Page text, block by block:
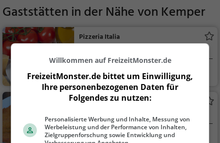
Gaststätten in der Nähe von Kemper
Pizzeria Italia
Havixbeck
Restaurant, Italie
nisch, Pizza, Europäis
ch, Mittagessen, Abe
h, Mediterran
Haus Füsting
Deutsches Restaurant in Havixbeck
Havixbeck
Restaurant, Bar, D
Willkommen auf FreizeitMonster.de
FreizeitMonster.de bittet um Einwilligung,
Ihre personenbezogenen Daten für
Folgendes zu nutzen:
Personalisierte Werbung und Inhalte, Messung von
Werbeleistung und der Performance von Inhalten,
Zielgruppenforschung sowie Entwicklung und